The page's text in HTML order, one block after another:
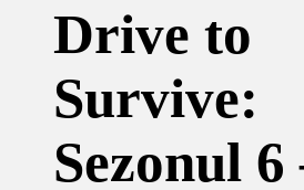
Drive to
Survive:
Sezonul